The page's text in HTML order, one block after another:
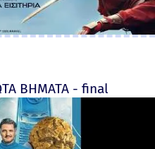
ΒΗΜΑΤΑ - final